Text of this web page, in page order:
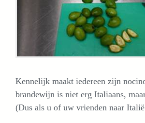
Kennelijk maakt iedereen zijn
brandewijn is niet erg Italiaans,
(Dus als u of uw vrienden naar